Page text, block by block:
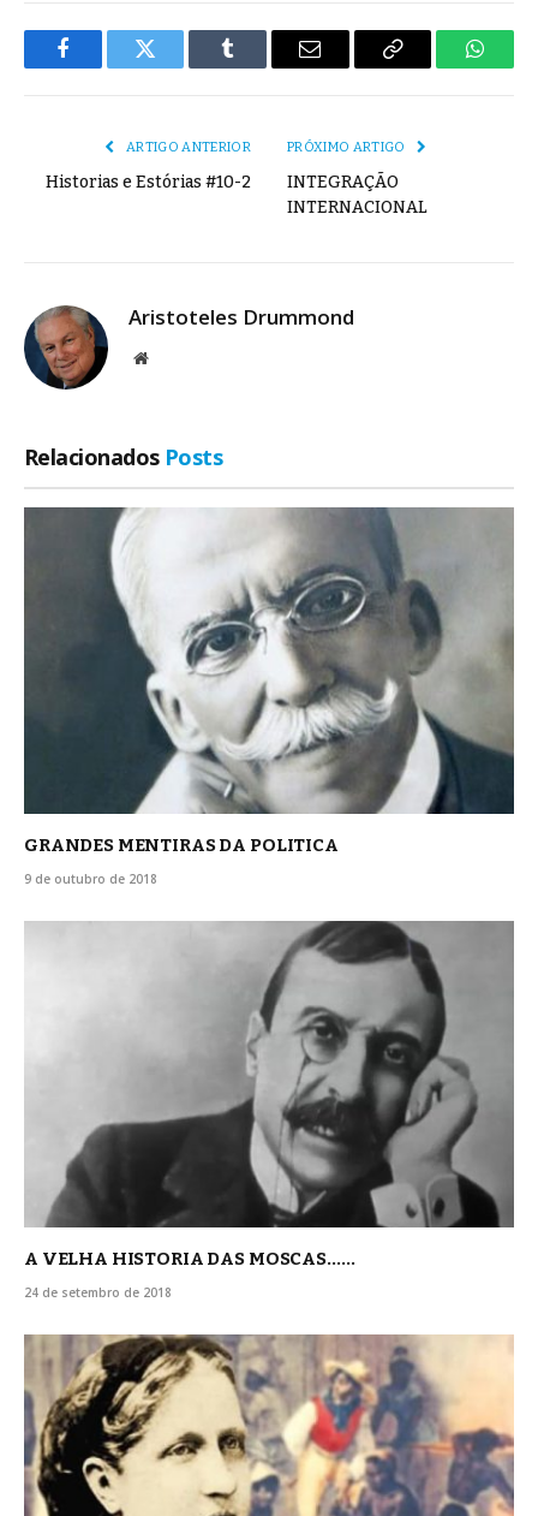
FacebookTwitter Tumblr
E-
Copiar
ARTIGO ANTERIOR
Historias e Estórias #10-2
PRÓXIMO ARTIGO
INTEGRAÇÃO
INTERNACIONAL
Aristoteles Drummond
Site
Relacionados Posts
GRANDES MENTIRAS DA POLITICA
9 de outubro de 2018
A VELHA HISTORIA DAS MOSCAS……
24 de setembro de 2018